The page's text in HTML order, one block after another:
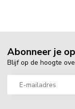
Abonneer je
Blijf op de hoogte